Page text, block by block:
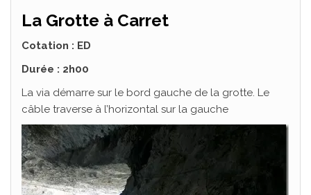
La Grotte à Carret
Cotation : ED
Durée : 2h00
La via démarre sur le bord gauche de la grotte. Le
câble traverse à l’horizontal sur la gauche